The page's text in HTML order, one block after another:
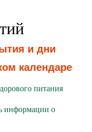
и дни
календаре
питания
информации о